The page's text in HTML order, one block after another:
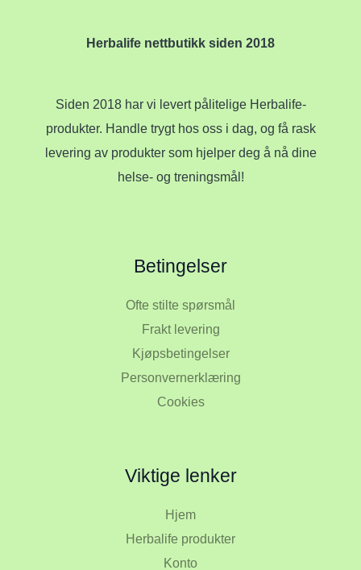
Herbalife nettbutikk siden 2018
Siden 2018 har vi levert pålitelige Herbalife-
produkter. Handle trygt hos oss i dag, og få rask
levering av produkter som hjelper deg å nå dine
helse- og treningsmål!
Betingelser
Ofte stilte spørsmål
Frakt levering
Kjøpsbetingelser
Personvernerklæring
Cookies
Viktige lenker
Hjem
Herbalife produkter
Konto